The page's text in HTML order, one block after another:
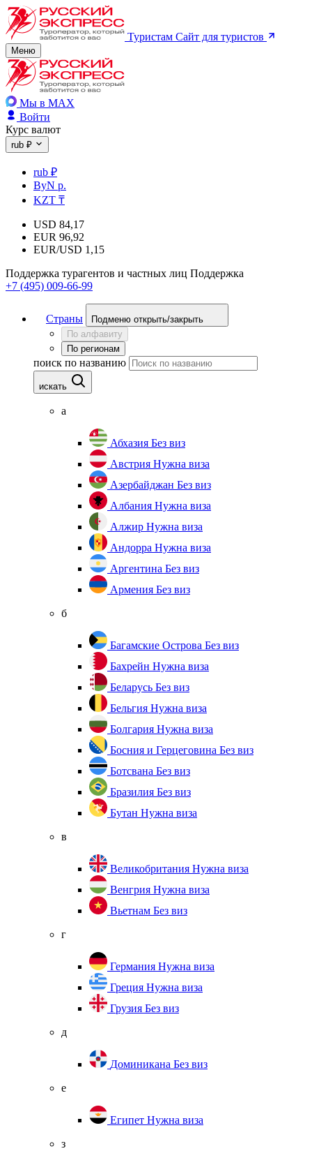
Туристам Сайт для туристов
Меню
Мы в MAX
Войти
Курс валют
rub ₽
rub ₽
ByN р.
KZT ₸
USD 84,17
EUR 96,92
EUR/USD 1,15
Поддержка турагентов и частных лиц Поддержка
+7 (495) 009-66-99
Страны
Подменю открыть/закрыть
По алфавиту
По регионам
поиск по названию
искать
а
Абхазия Без виз
Австрия Нужна виза
Азербайджан Без виз
Албания Нужна виза
Алжир Нужна виза
Андорра Нужна виза
Аргентина Без виз
Армения Без виз
б
Багамские Острова Без виз
Бахрейн Нужна виза
Беларусь Без виз
Бельгия Нужна виза
Болгария Нужна виза
Босния и Герцеговина Без виз
Ботсвана Без виз
Бразилия Без виз
Бутан Нужна виза
в
Великобритания Нужна виза
Венгрия Нужна виза
Вьетнам Без виз
г
Германия Нужна виза
Греция Нужна виза
Грузия Без виз
д
Доминикана Без виз
е
Египет Нужна виза
з